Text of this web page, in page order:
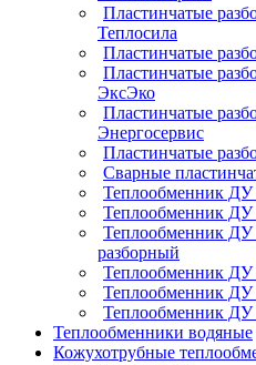
Пластинчатые
Теплосила
Пластинчатые
Пластинчатые
ЭксЭко
Пластинчатые
Энергосервис
Пластинчатые
Сварные
Теплообменник ДУ
Теплообменник ДУ
Теплообменник ДУ
разборный
Теплообменник ДУ
Теплообменник ДУ
Теплообменник ДУ
Теплообменники водяные
Кожухотрубные